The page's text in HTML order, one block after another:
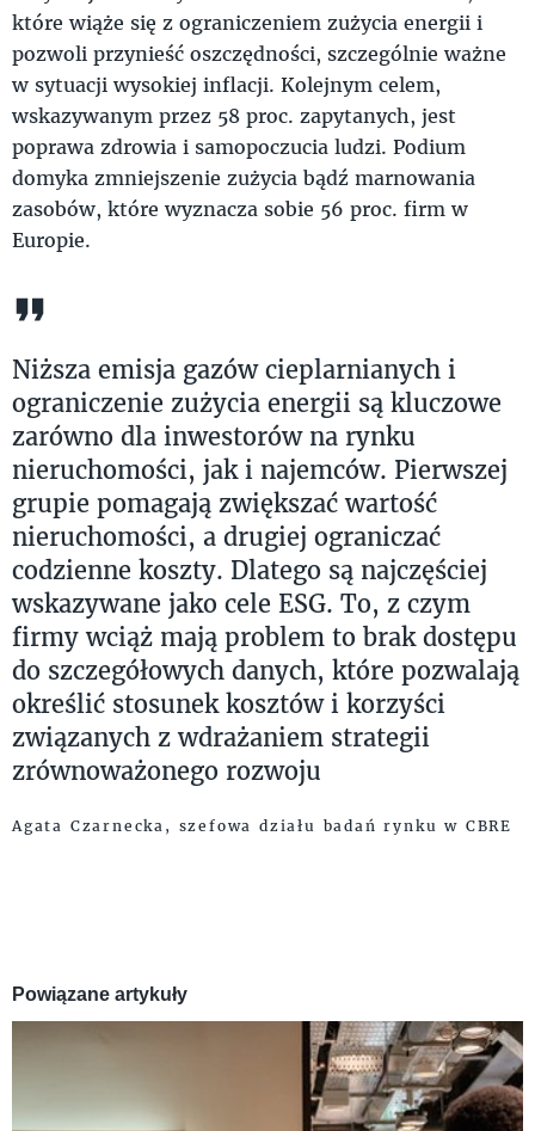
które wiąże się z ograniczeniem zużycia energii i
pozwoli przynieść oszczędności, szczególnie ważne
w sytuacji wysokiej inflacji. Kolejnym celem,
wskazywanym przez 58 proc. zapytanych, jest
poprawa zdrowia i samopoczucia ludzi. Podium
domyka zmniejszenie zużycia bądź marnowania
zasobów, które wyznacza sobie 56 proc. firm w
Europie.
Niższa emisja gazów cieplarnianych i
ograniczenie zużycia energii są kluczowe
zarówno dla inwestorów na rynku
nieruchomości, jak i najemców. Pierwszej
grupie pomagają zwiększać wartość
nieruchomości, a drugiej ograniczać
codzienne koszty. Dlatego są najczęściej
wskazywane jako cele ESG. To, z czym
firmy wciąż mają problem to brak dostępu
do szczegółowych danych, które pozwalają
określić stosunek kosztów i korzyści
związanych z wdrażaniem strategii
zrównoważonego rozwoju
Agata Czarnecka, szefowa działu badań rynku w CBRE
Powiązane artykuły